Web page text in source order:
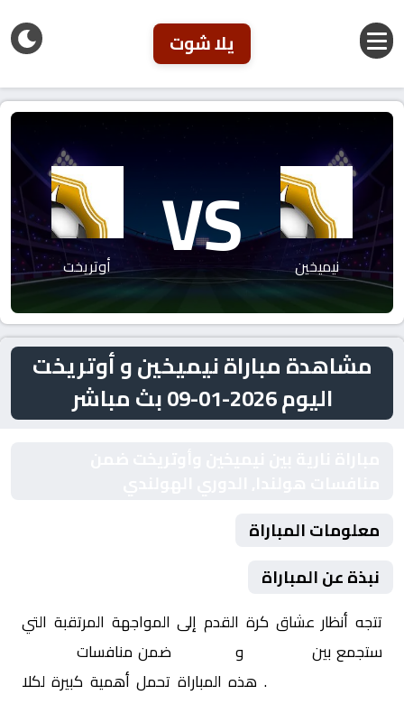
يلا شوت
نيميخين VS أوتريخت
مشاهدة مباراة نيميخين و أوتريخت
اليوم 2026-01-09 بث مباشر
معلومات المباراة
نبذة عن المباراة
تتجه أنظار عشاق كرة القدم إلى المواجهة المرتقبة التي
ستجمع بين
و ضمن منافسات
. هذه المباراة تحمل أهمية كبيرة لكلا